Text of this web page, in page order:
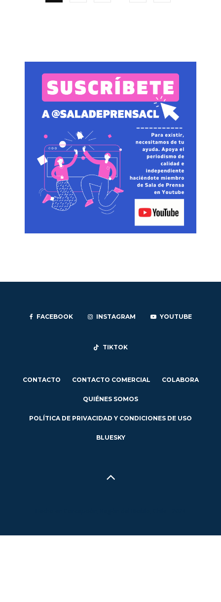
FACEBOOK INSTAGRAM YOUTUBE
TIKTOK
CONTACTO CONTACTO COMERCIAL COLABORA
QUIÉNES SOMOS
POLÍTICA DE PRIVACIDAD Y CONDICIONES DE USO
BLUESKY